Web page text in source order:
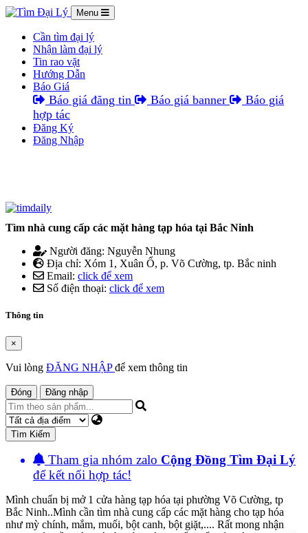
Menu
Cần tìm đại lý
Nhận làm đại lý
Tin rao vặt
Hướng Dẫn
Báo Giá
Báo giá đăng tin Báo giá banner
Báo giá
hợp tác
Đăng Ký
Đăng Nhập
Tìm nhà cung cấp các mặt hàng tạp hóa tại Bắc Ninh
Người đăng: Nguyễn Nhung
Địa chỉ: Xóm 1, Xuân Ổ, p. Võ Cường, tp. Bắc ninh
Email: click để xem
Số điện thoại: click để xem
Thông tin
×
Vui lòng ĐĂNG NHẬPđể xem thông tin
Đóng Đăng nhập
Tìm Kiếm
Tham gia nhóm zalo Cộng Đồng Tìm Đại Lý
để kết nối hợp tác!
Mình chuẩn bị mở 1 cửa hàng tạp hóa tại phường Võ Cường, tp
Bắc Ninh..Mình cần tìm nhà cung cấp các mặt hàng cho tạp hóa
như mỳ chính, mắm, muối, bột canh, bột giặt,.... Rất mong nhận